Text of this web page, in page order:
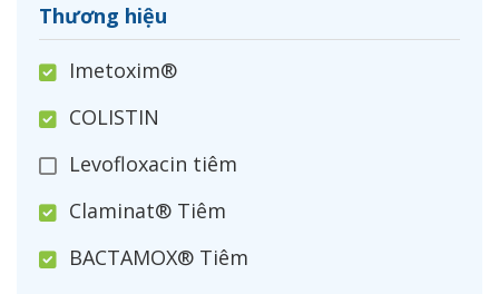
Thương hiệu
Imetoxim®
COLISTIN
Levofloxacin tiêm
Claminat® Tiêm
BACTAMOX® Tiêm